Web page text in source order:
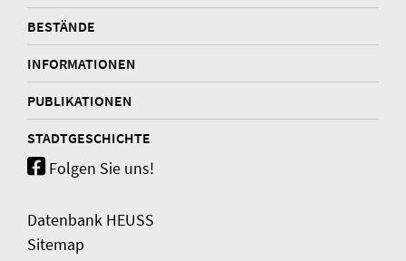
BESTÄNDE
INFORMATIONEN
PUBLIKATIONEN
STADTGESCHICHTE
Folgen Sie uns!
Datenbank HEUSS
Sitemap